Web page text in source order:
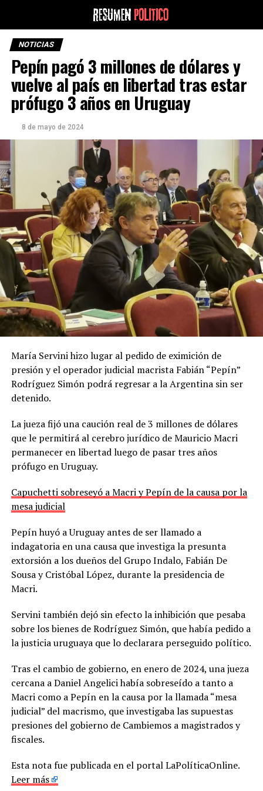
NOTICIAS
Pepín pagó 3 millones de dólares y
vuelve al país en libertad tras estar
prófugo 3 años en Uruguay
8 de mayo de 2024
María Servini hizo lugar al pedido de eximición de
presión y el operador judicial macrista Fabián “Pepín”
Rodríguez Simón podrá regresar a la Argentina sin ser
detenido.
La jueza fijó una caución real de 3 millones de dólares
que le permitirá al cerebro jurídico de Mauricio Macri
permanecer en libertad luego de pasar tres años
prófugo en Uruguay.
Capuchetti sobreseyó a Macri y Pepín de la causa por la
mesa judicial
Pepín huyó a Uruguay antes de ser llamado a
indagatoria en una causa que investiga la presunta
extorsión a los dueños del Grupo Indalo, Fabián De
Sousa y Cristóbal López, durante la presidencia de
Macri.
Servini también dejó sin efecto la inhibición que pesaba
sobre los bienes de Rodríguez Simón, que había pedido a
la justicia uruguaya que lo declarara perseguido político.
Tras el cambio de gobierno, en enero de 2024, una jueza
cercana a Daniel Angelici había sobreseído a tanto a
Macri como a Pepín en la causa por la llamada “mesa
judicial” del macrismo, que investigaba las supuestas
presiones del gobierno de Cambiemos a magistrados y
fiscales.
Esta nota fue publicada en el portal LaPolíticaOnline.
Leer más